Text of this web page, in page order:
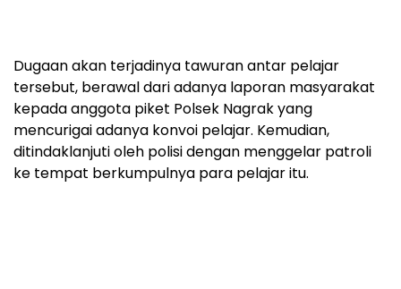
Dugaan akan terjadinya tawuran antar pelajar
tersebut, berawal dari adanya laporan masyarakat
kepada anggota piket Polsek Nagrak yang
mencurigai adanya konvoi pelajar. Kemudian,
ditindaklanjuti oleh polisi dengan menggelar patroli
ke tempat berkumpulnya para pelajar itu.